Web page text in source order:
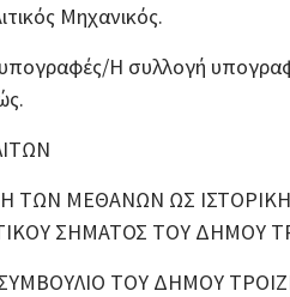
Μηχανικός.
Η συλλογή
ΤΩΝ ΜΕΘΑΝΩΝ ΩΣ
ΣΗΜΑΤΟΣ ΤΟΥ ΔΗΜΟΥ
ΤΟΥ ΔΗΜΟΥ